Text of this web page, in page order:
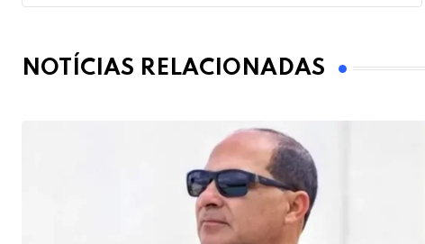
NOTÍCIAS RELACIONADAS